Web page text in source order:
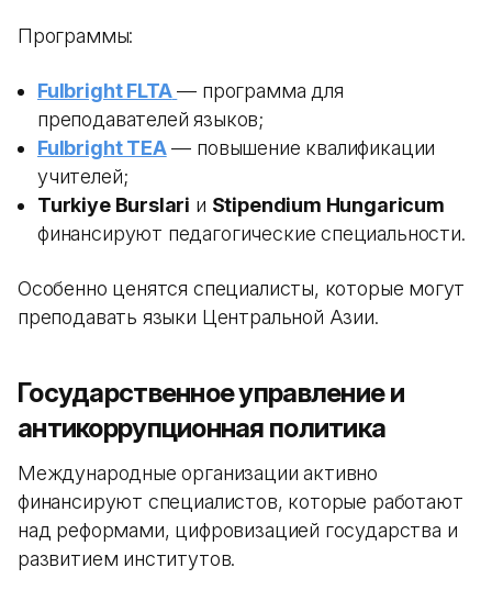
Программы:
Fulbright FLTA — программа для
преподавателей языков;
Fulbright TEA— повышение квалификации
учителей;
Turkiye Burslari и Stipendium Hungaricum
финансируют педагогические специальности.
Особенно ценятся специалисты, которые могут
преподавать языки Центральной Азии.
Государственное управление и
антикоррупционная политика
Международные организации активно
финансируют специалистов, которые работают
над реформами, цифровизацией государства и
развитием институтов.